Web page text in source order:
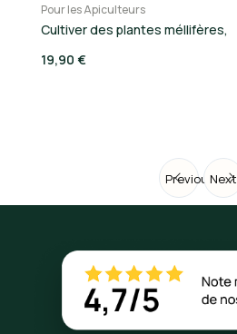
Previous
Pour les Apiculteurs
Cultiver des plantes méllifères,
19,90 €
Next